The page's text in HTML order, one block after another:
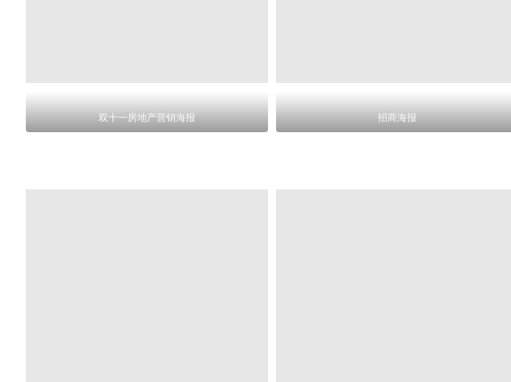
双十一房地产营销海报 招商海报